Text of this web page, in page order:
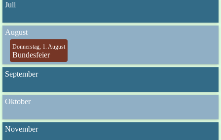
Juli
August
Donnerstag, 1. August
Bundesfeier
September
Oktober
November